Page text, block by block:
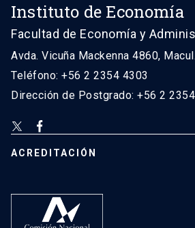
Instituto de Economía
Facultad de Economía y
Avda. Vicuña Mackenna 4860,
Teléfono: +56 2 2354 4303
Dirección de Postgrado: +56 2
ACREDITACIÓN